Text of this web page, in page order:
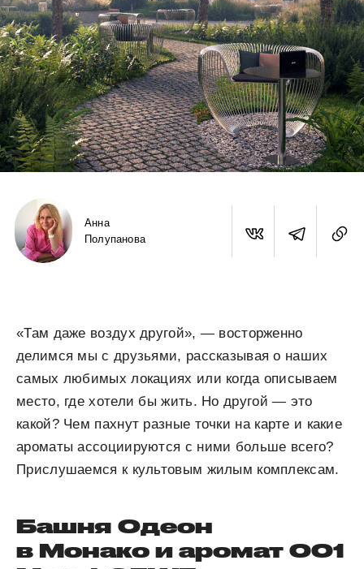
Анна
Полупанова
«Там даже воздух другой», — восторженно
делимся мы с друзьями, рассказывая о наших
самых любимых локациях или когда описываем
место, где хотели бы жить. Но другой — это
какой? Чем пахнут разные точки на карте и какие
ароматы ассоциируются с ними больше всего?
Прислушаемся к культовым жилым комплексам.
Башня Одеон
в Монако и аромат 001